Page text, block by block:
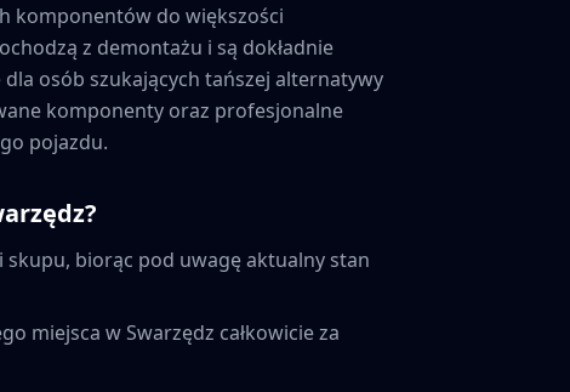
komponentów do większości
z demontażu i są dokładnie
osób szukających tańszej alternatywy
komponenty oraz profesjonalne
pojazdu.
?
biorąc pod uwagę aktualny stan
miejsca wSwarzędz całkowicie za